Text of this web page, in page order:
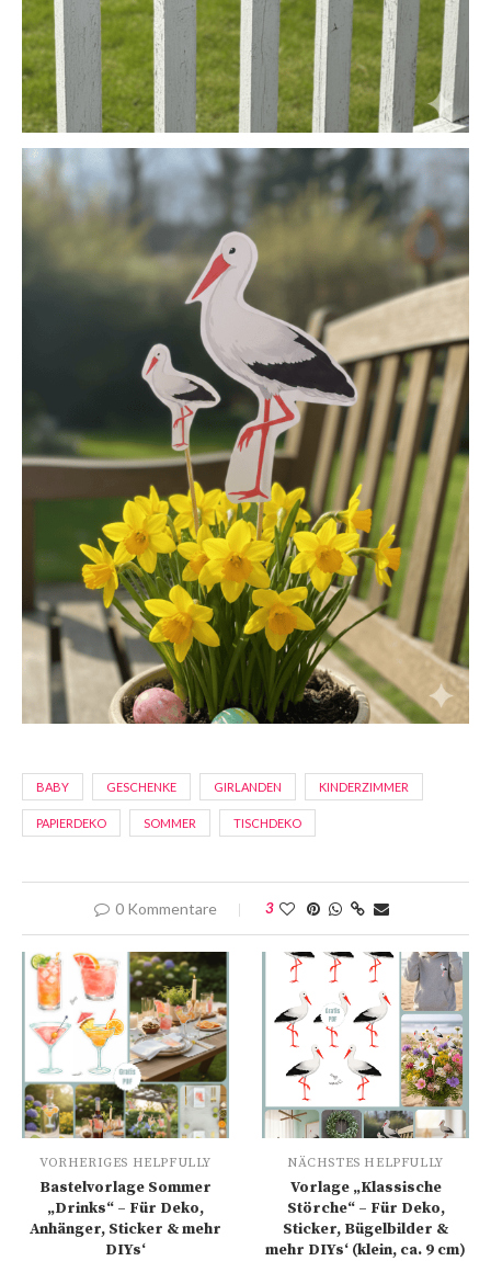
BABY GESCHENKE GIRLANDEN KINDERZIMMER
PAPIERDEKO SOMMER TISCHDEKO
0 Kommentare 3
VORHERIGES HELPFULLY
Bastelvorlage Sommer
„Drinks“ – Für Deko,
Anhänger, Sticker & mehr
DIYs‘
NÄCHSTES HELPFULLY
Vorlage „Klassische
Störche“ – Für Deko,
Sticker, Bügelbilder &
mehr DIYs‘ (klein, ca. 9 cm)